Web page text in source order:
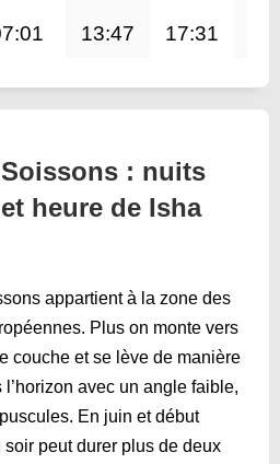
13:47 17:31
: nuits
heure de Isha
appartient à la zone des
Plus on monte vers
couche et se lève de manière
avec un angle faible,
En juin et début
peut durer plus de deux